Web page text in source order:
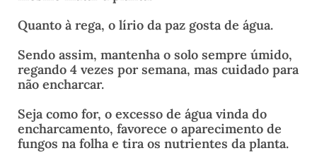
Quanto à rega, o lírio da paz gosta de água.
Sendo assim, mantenha o solo sempre úmido,
regando 4 vezes por semana, mas cuidado para
não encharcar.
Seja como for, o excesso de água vinda do
encharcamento, favorece o aparecimento de
fungos na folha e tira os nutrientes da planta.